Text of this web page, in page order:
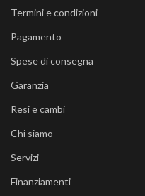
Termini e condizioni
Pagamento
Spese di consegna
Garanzia
Resi e cambi
Chi siamo
Servizi
Finanziamenti